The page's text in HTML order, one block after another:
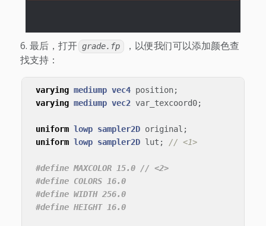
最后，打开 grade.fp
，以便我们可以添加颜色查
找支持：
varying mediump vec4 position;
varying mediump vec2 var_texcoord0;
uniform lowp sampler2D original ;
uniform lowp sampler2D lut ; // <1>